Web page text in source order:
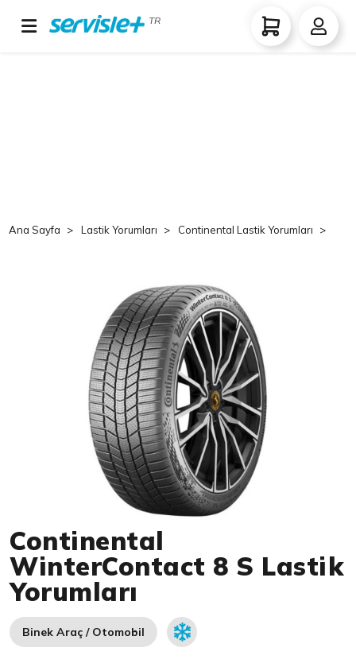
TR
Ana Sayfa Lastik Yorumları Continental Lastik Yorumları
Continental
WinterContact 8 S Lastik
Yorumları
Binek Araç / Otomobil